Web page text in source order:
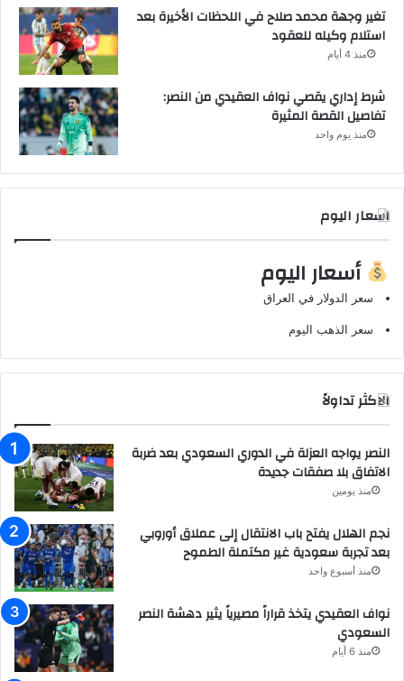
تغير وجهة محمد صلاح في اللحظات الأخيرة بعد
استلام وكيله للعقود
منذ 4 أيام
شرط إداري يقصي نواف العقيدي من النصر:
تفاصيل القصة المثيرة
منذ يوم واحد
اسعار اليوم
أسعار اليوم
سعر الدولار في العراق
سعر الذهب اليوم
الاكثر تداولاً
النصر يواجه العزلة في الدوري السعودي بعد ضربة
الاتفاق بلا صفقات جديدة
منذ يومين
نجم الهلال يفتح باب الانتقال إلى عملاق أوروبي
بعد تجربة سعودية غير مكتملة الطموح
منذ أسبوع واحد
نواف العقيدي يتخذ قراراً مصيرياً يثير دهشة النصر
السعودي
منذ 6 أيام